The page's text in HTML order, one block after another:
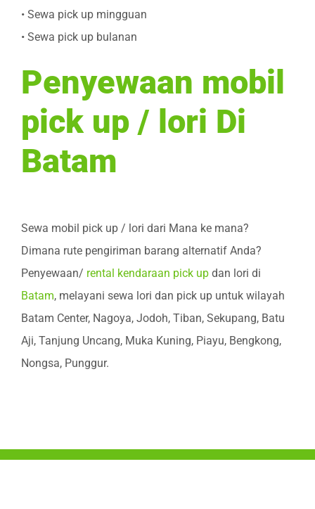
• Sewa pick up mingguan
• Sewa pick up bulanan
Penyewaan mobil
pick up / lori Di
Batam
Sewa mobil pick up / lori dari Mana ke mana?
Dimana rute pengiriman barang alternatif Anda?
Penyewaan/ rental kendaraan pick up dan lori di
Batam, melayani sewa lori dan pick up untuk wilayah
Batam Center, Nagoya, Jodoh, Tiban, Sekupang, Batu
Aji, Tanjung Uncang, Muka Kuning, Piayu, Bengkong,
Nongsa, Punggur.